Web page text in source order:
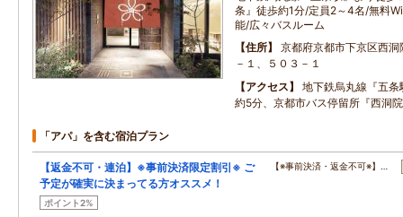
条』徒歩約1分/定員2～4名/無料
能/広々バスルーム
住所
京都府京都市下京区西
－１、５０３－１
アクセス
地下鉄烏丸線『五
約5分、京都市バス停留所『西洞
「アパ」を含む宿泊プラン
【返金不可・連泊】※事前決済限定割引※ ご
予定が確実に決まってる方オススメ！
ポイント2%
【※事前決済・返金不可※】…